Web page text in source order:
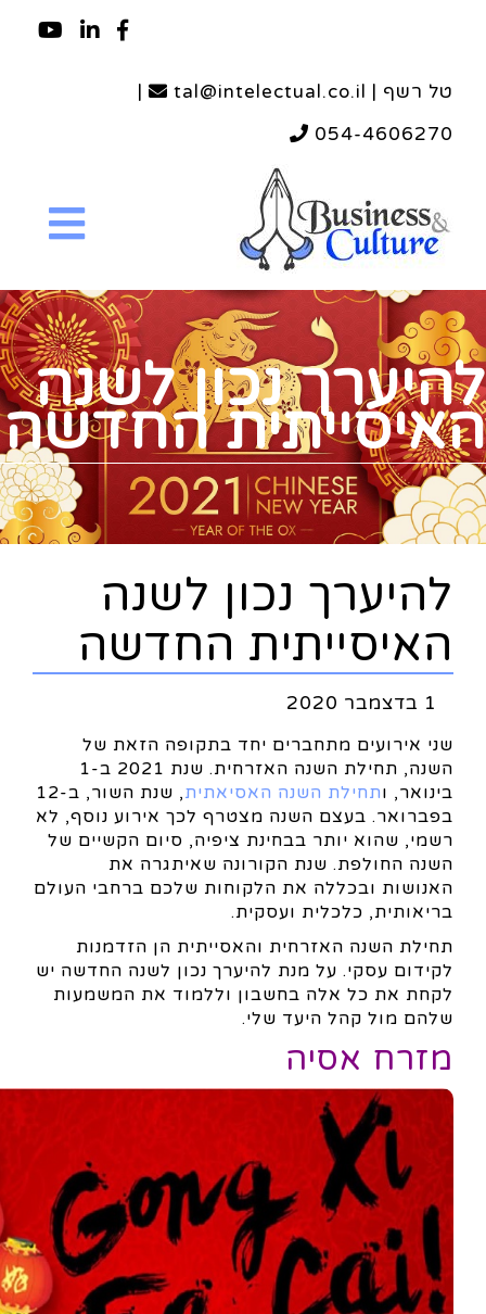
טל רשף | tal@intelectual.co.il
|
054-4606270
להיערך נכון לשנה
האיסייתית החדשה
להיערך נכון לשנה
האיסייתית החדשה
1 בדצמבר 2020
שני אירועים מתחברים יחד בתקופה הזאת של
השנה, תחילת השנה האזרחית. שנת 2021 ב-1
בינואר, ותחילת השנה האסיאתית
, שנת השור, ב-12
בפברואר. בעצם השנה מצטרף לכך אירוע נוסף, לא
רשמי, שהוא יותר בבחינת ציפיה, סיום הקשיים של
השנה החולפת. שנת הקורונה שאיתגרה את
האנושות ובכללה את הלקוחות שלכם ברחבי העולם
בריאותית, כלכלית ועסקית.
תחילת השנה האזרחית והאסייתית הן הזדמנות
לקידום עסקי. על מנת להיערך נכון לשנה החדשה יש
לקחת את כל אלה בחשבון וללמוד את המשמעות
שלהם מול קהל היעד שלי.
מזרח אסיה